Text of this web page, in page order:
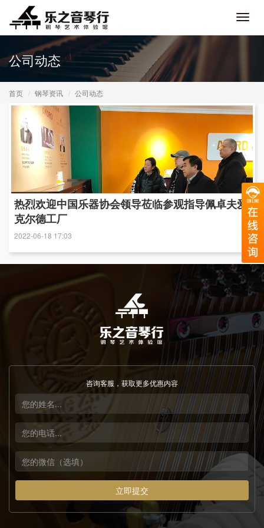
公司动态
首页 钢琴资讯 公司动态
热烈欢迎中国乐器协会领导莅临参观指导佩卓夫爱
克尔德工厂
2022-06-18 17:03
咨询客服，获取更多优惠内容
立即提交